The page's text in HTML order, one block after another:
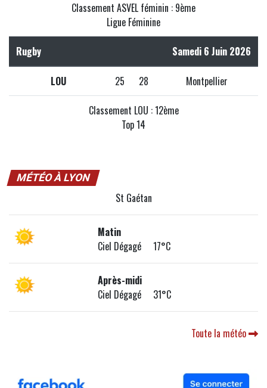
Classement ASVEL féminin : 9ème
Ligue Féminine
Rugby Samedi 6 Juin 2026
LOU 25 28 Montpellier
Classement LOU : 12ème
Top 14
MÉTÉO À LYON
St Gaétan
Matin
Ciel Dégagé 17°C
Après-midi
Ciel Dégagé 31°C
Toute la météo